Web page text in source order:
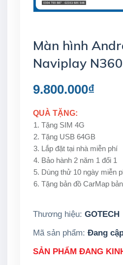
Màn hình
Naviplay
9.800.000₫
QUÀ TẶNG:
Tặng SIM 4G
Tặng USB 64GB
Lắp đặt tại nhà miễn phí
Bảo hành 2 năm 1 đổi 1
Dùng thử 10 ngày miễn
Tặng bản đồ CarMap
Thương hiệu: GOTECH
Mã sản phẩm: Đang
SẢN PHẨM ĐANG